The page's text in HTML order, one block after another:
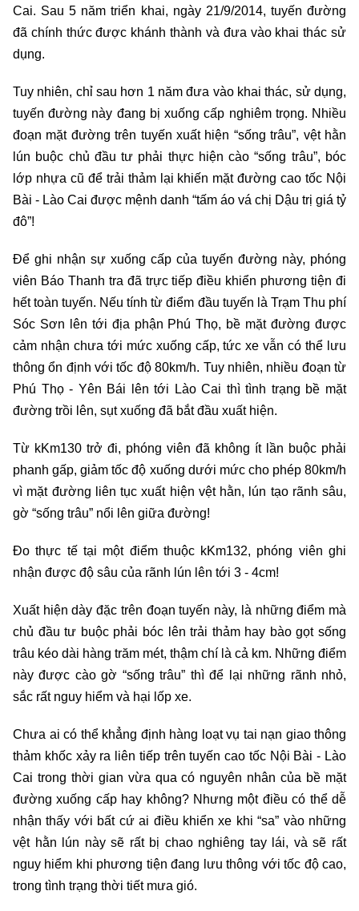
Cai. Sau 5 năm triển khai, ngày 21/9/2014, tuyến đường
đã chính thức được khánh thành và đưa vào khai thác sử
dụng.
Tuy nhiên, chỉ sau hơn 1 năm đưa vào khai thác, sử dụng,
tuyến đường này đang bị xuống cấp nghiêm trọng. Nhiều
đoạn mặt đường trên tuyến xuất hiện “sống trâu”, vệt hằn
lún buộc chủ đầu tư phải thực hiện cào “sống trâu”, bóc
lớp nhựa cũ để trải thảm lại khiến mặt đường cao tốc Nội
Bài - Lào Cai được mệnh danh “tấm áo vá chị Dậu trị giá tỷ
đô”!
Để ghi nhận sự xuống cấp của tuyến đường này, phóng
viên Báo Thanh tra đã trực tiếp điều khiển phương tiện đi
hết toàn tuyến. Nếu tính từ điểm đầu tuyến là Trạm Thu phí
Sóc Sơn lên tới địa phận Phú Thọ, bề mặt đường được
cảm nhận chưa tới mức xuống cấp, tức xe vẫn có thể lưu
thông ổn định với tốc độ 80km/h. Tuy nhiên, nhiều đoạn từ
Phú Thọ - Yên Bái lên tới Lào Cai thì tình trạng bề mặt
đường trồi lên, sụt xuống đã bắt đầu xuất hiện.
Từ kKm130 trở đi, phóng viên đã không ít lần buộc phải
phanh gấp, giảm tốc độ xuống dưới mức cho phép 80km/h
vì mặt đường liên tục xuất hiện vệt hằn, lún tạo rãnh sâu,
gờ “sống trâu” nổi lên giữa đường!
Đo thực tế tại một điểm thuộc kKm132, phóng viên ghi
nhận được độ sâu của rãnh lún lên tới 3 - 4cm!
Xuất hiện dày đặc trên đoạn tuyến này, là những điểm mà
chủ đầu tư buộc phải bóc lên trải thảm hay bào gọt sống
trâu kéo dài hàng trăm mét, thậm chí là cả km. Những điểm
này được cào gờ “sống trâu” thì để lại những rãnh nhỏ,
sắc rất nguy hiểm và hại lốp xe.
Chưa ai có thể khẳng định hàng loạt vụ tai nạn giao thông
thảm khốc xảy ra liên tiếp trên tuyến cao tốc Nội Bài - Lào
Cai trong thời gian vừa qua có nguyên nhân của bề mặt
đường xuống cấp hay không? Nhưng một điều có thể dễ
nhận thấy với bất cứ ai điều khiển xe khi “sa” vào những
vệt hằn lún này sẽ rất bị chao nghiêng tay lái, và sẽ rất
nguy hiểm khi phương tiện đang lưu thông với tốc độ cao,
trong tình trạng thời tiết mưa gió.